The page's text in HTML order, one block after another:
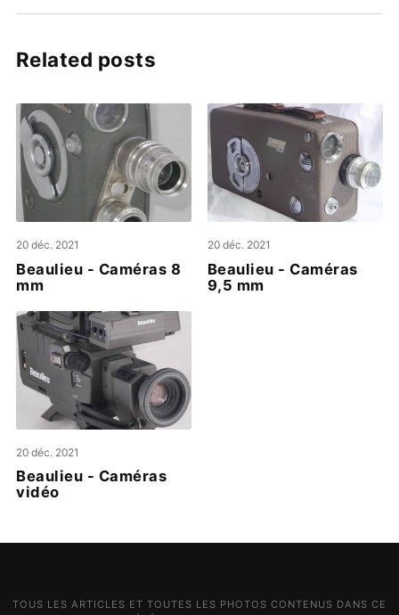
Related posts
20 déc. 2021
Beaulieu - Caméras 8
mm
20 déc. 2021
Beaulieu - Caméras
9,5 mm
20 déc. 2021
Beaulieu - Caméras
vidéo
TOUS LES ARTICLES ET TOUTES LES PHOTOS CONTENUS DANS CE